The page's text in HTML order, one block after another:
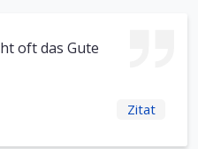
oft das Gute
Zitat